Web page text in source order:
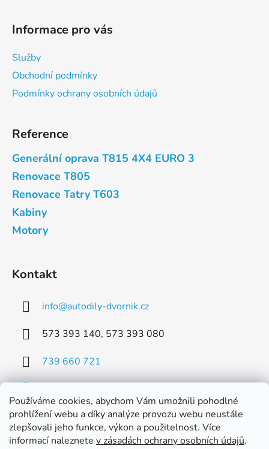
Používáme cookies, abychom Vám umožnili pohodlné
prohlížení webu a díky analýze provozu webu neustále
zlepšovali jeho funkce, výkon a použitelnost. Více
informací naleznete v zásadách ochrany osobních údajů.
Informace pro vás
Služby
Obchodní podmínky
Podmínky ochrany osobních údajů
Reference
Generální oprava T815 4X4 EURO 3
Renovace T805
Renovace Tatry T603
Kabiny
Motory
Kontakt
info@autodily-dvornik.cz
573 393 140, 573 393 080
739 660 721
Facebook